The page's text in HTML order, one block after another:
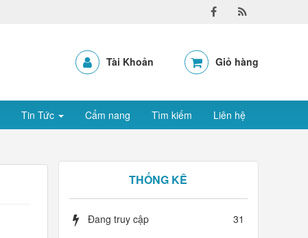
Tài Khoản Giỏ hàng
Tin Tức Cẩm nang Tìm kiếm Liên hệ
THỐNG KÊ
Đang truy cập
31